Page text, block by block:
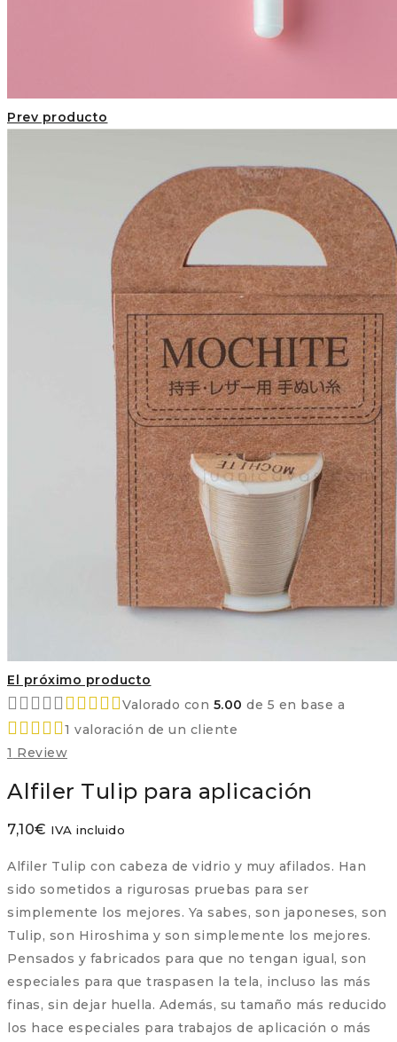
Prev producto
El próximo producto
Valorado con 5.00 de 5 en base a
1 valoración de un cliente
1 Review
Alfiler Tulip para aplicación
7,10€ IVA incluido
Alfiler Tulip con cabeza de vidrio y muy afilados. Han
sido sometidos a rigurosas pruebas para ser
simplemente los mejores. Ya sabes, son japoneses, son
Tulip, son Hiroshima y son simplemente los mejores.
Pensados y fabricados para que no tengan igual, son
especiales para que traspasen la tela, incluso las más
finas, sin dejar huella. Además, su tamaño más reducido
los hace especiales para trabajos de aplicación o más